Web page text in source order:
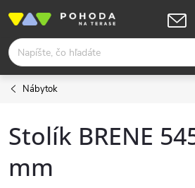
obsah
Nábytok
Stolík BRENE
mm